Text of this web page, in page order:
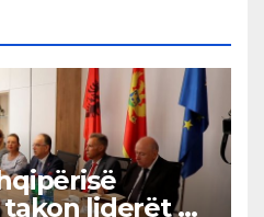
takon liderët e